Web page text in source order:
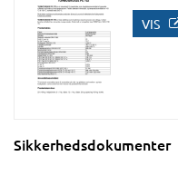
VIS
Sikkerhedsdokumenter